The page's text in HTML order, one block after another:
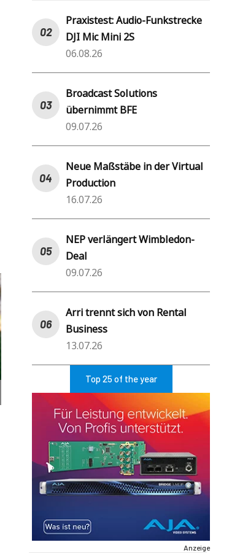
Praxistest: Audio-Funkstrecke
DJI Mic Mini 2S
06.08.26
Broadcast Solutions
übernimmt BFE
09.07.26
Neue Maßstäbe in der Virtual
Production
16.07.26
NEP verlängert Wimbledon-
Deal
09.07.26
Arri trennt sich von Rental
Business
13.07.26
Top 25 of the year
Anzeige